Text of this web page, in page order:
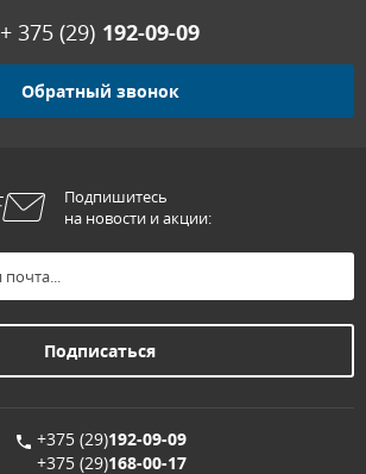
+ 375 (29) 192-09-09
Обратный звонок
Подпишитесь
на новости и акции:
+375 (29)192-09-09
+375 (29)168-00-17